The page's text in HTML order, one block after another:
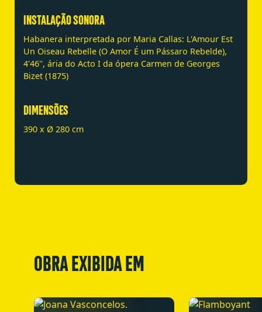
INSTALAÇÃO SONORA
Habanera interpretada por Maria Callas: L'Amour Est
Un Oiseau Rebelle (O Amor É um Pássaro Rebelde),
4'46'', ária do Acto I da ópera Carmen de Georges
Bizet (1875)
DIMENSÕES
390 x Ø 280 cm
OBRA EXIBIDA EM